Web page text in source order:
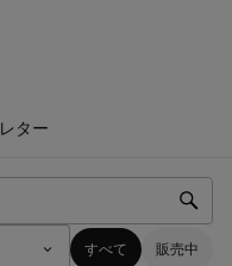
レター
すべて 販売中